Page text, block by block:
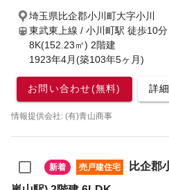
埼玉県比企郡小川町大字小川
東武東上線 / 小川町駅 徒歩10分
8K(152.23㎡) 2階建
1923年4月(築103年5ヶ月)
お問い合わせ(無料) 詳
情報提供会社: (有)青山商事
新着 売戸建住宅
比企郡